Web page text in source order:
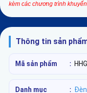
kèm các chương trình
Thông tin sản
Mã sản phẩm :
Danh mục :